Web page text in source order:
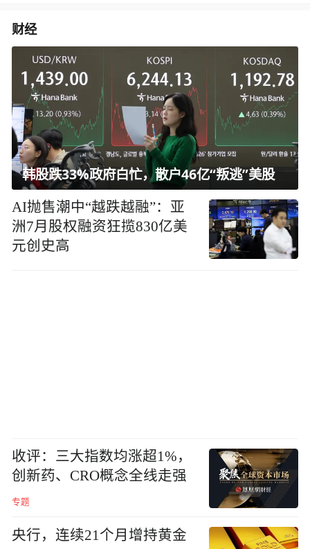
财经
韩股跌33%政府白忙，散户46亿“叛逃”美股
AI抛售潮中“越跌越融”：亚
洲7月股权融资狂揽830亿美
元创史高
收评：三大指数均涨超1%，
创新药、CRO概念全线走强
专题
央行，连续21个月增持黄金